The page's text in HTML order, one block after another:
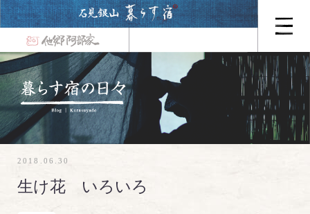
2018.06.30
生け花 いろいろ